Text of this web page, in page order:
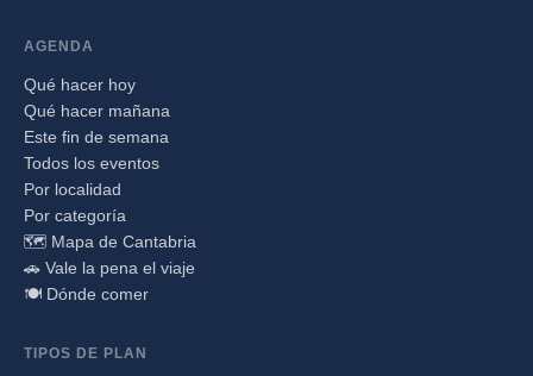
AGENDA
Qué hacer hoy
Qué hacer mañana
Este fin de semana
Todos los eventos
Por localidad
Por categoría
🗺️ Mapa de Cantabria
🚗 Vale la pena el viaje
🍽️ Dónde comer
TIPOS DE PLAN